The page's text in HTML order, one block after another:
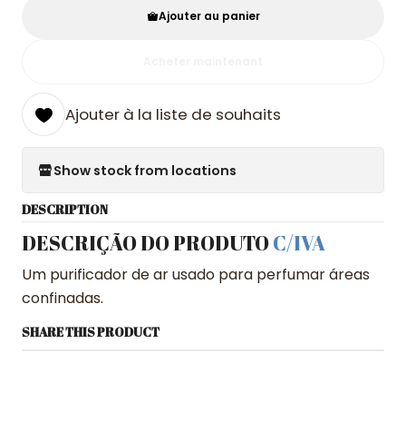
Ajouter au panier
Ajouter à la liste de souhaits
Show stock from locations
DESCRIPTION
DESCRIÇÃO DO PRODUTOC/IVA
Um purificador de ar usado para perfumar áreas
confinadas.
SHARE THIS PRODUCT